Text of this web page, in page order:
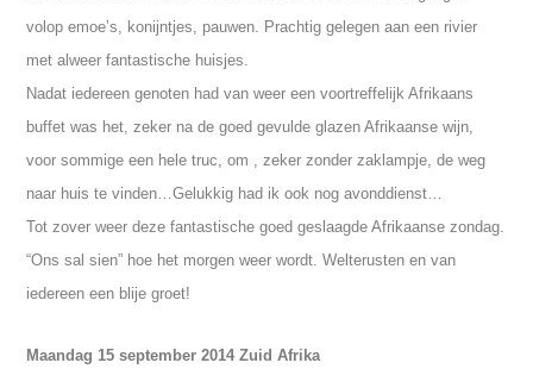
volop emoe’s, konijntjes, pauwen. Prachtig gelegen aan een rivier
met alweer fantastische huisjes.
Nadat iedereen genoten had van weer een voortreffelijk Afrikaans
buffet was het, zeker na de goed gevulde glazen Afrikaanse wijn,
voor sommige een hele truc, om , zeker zonder zaklampje, de weg
naar huis te vinden…Gelukkig had ik ook nog avonddienst…
Tot zover weer deze fantastische goed geslaagde Afrikaanse zondag.
“Ons sal sien” hoe het morgen weer wordt.Welterusten en van
iedereen een blije groet!
Maandag 15 september 2014 Zuid Afrika